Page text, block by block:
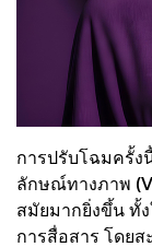
การปรับโฉมครั้ง
ลักษณ์ทางภาพ
สมัยมากยิ่งขึ้น ทั้
การสื่อสาร โดย